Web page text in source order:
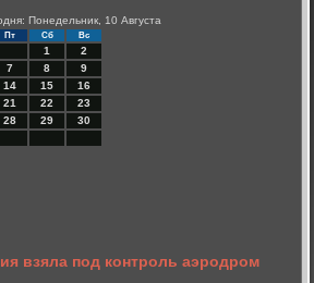
Понедельник, 10 Августа
Пт Сб Вс
1
2
7 8
9
14 15
16
21 22
23
28 29
30
взяла под контроль аэродром